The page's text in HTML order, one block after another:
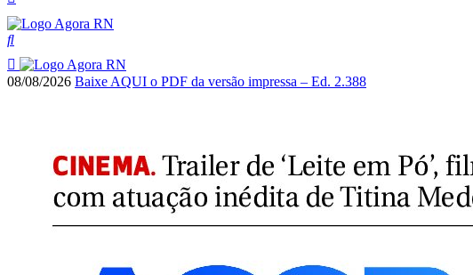
08/08/2026 Baixe AQUI o PDF da versão impressa – Ed. 2.388